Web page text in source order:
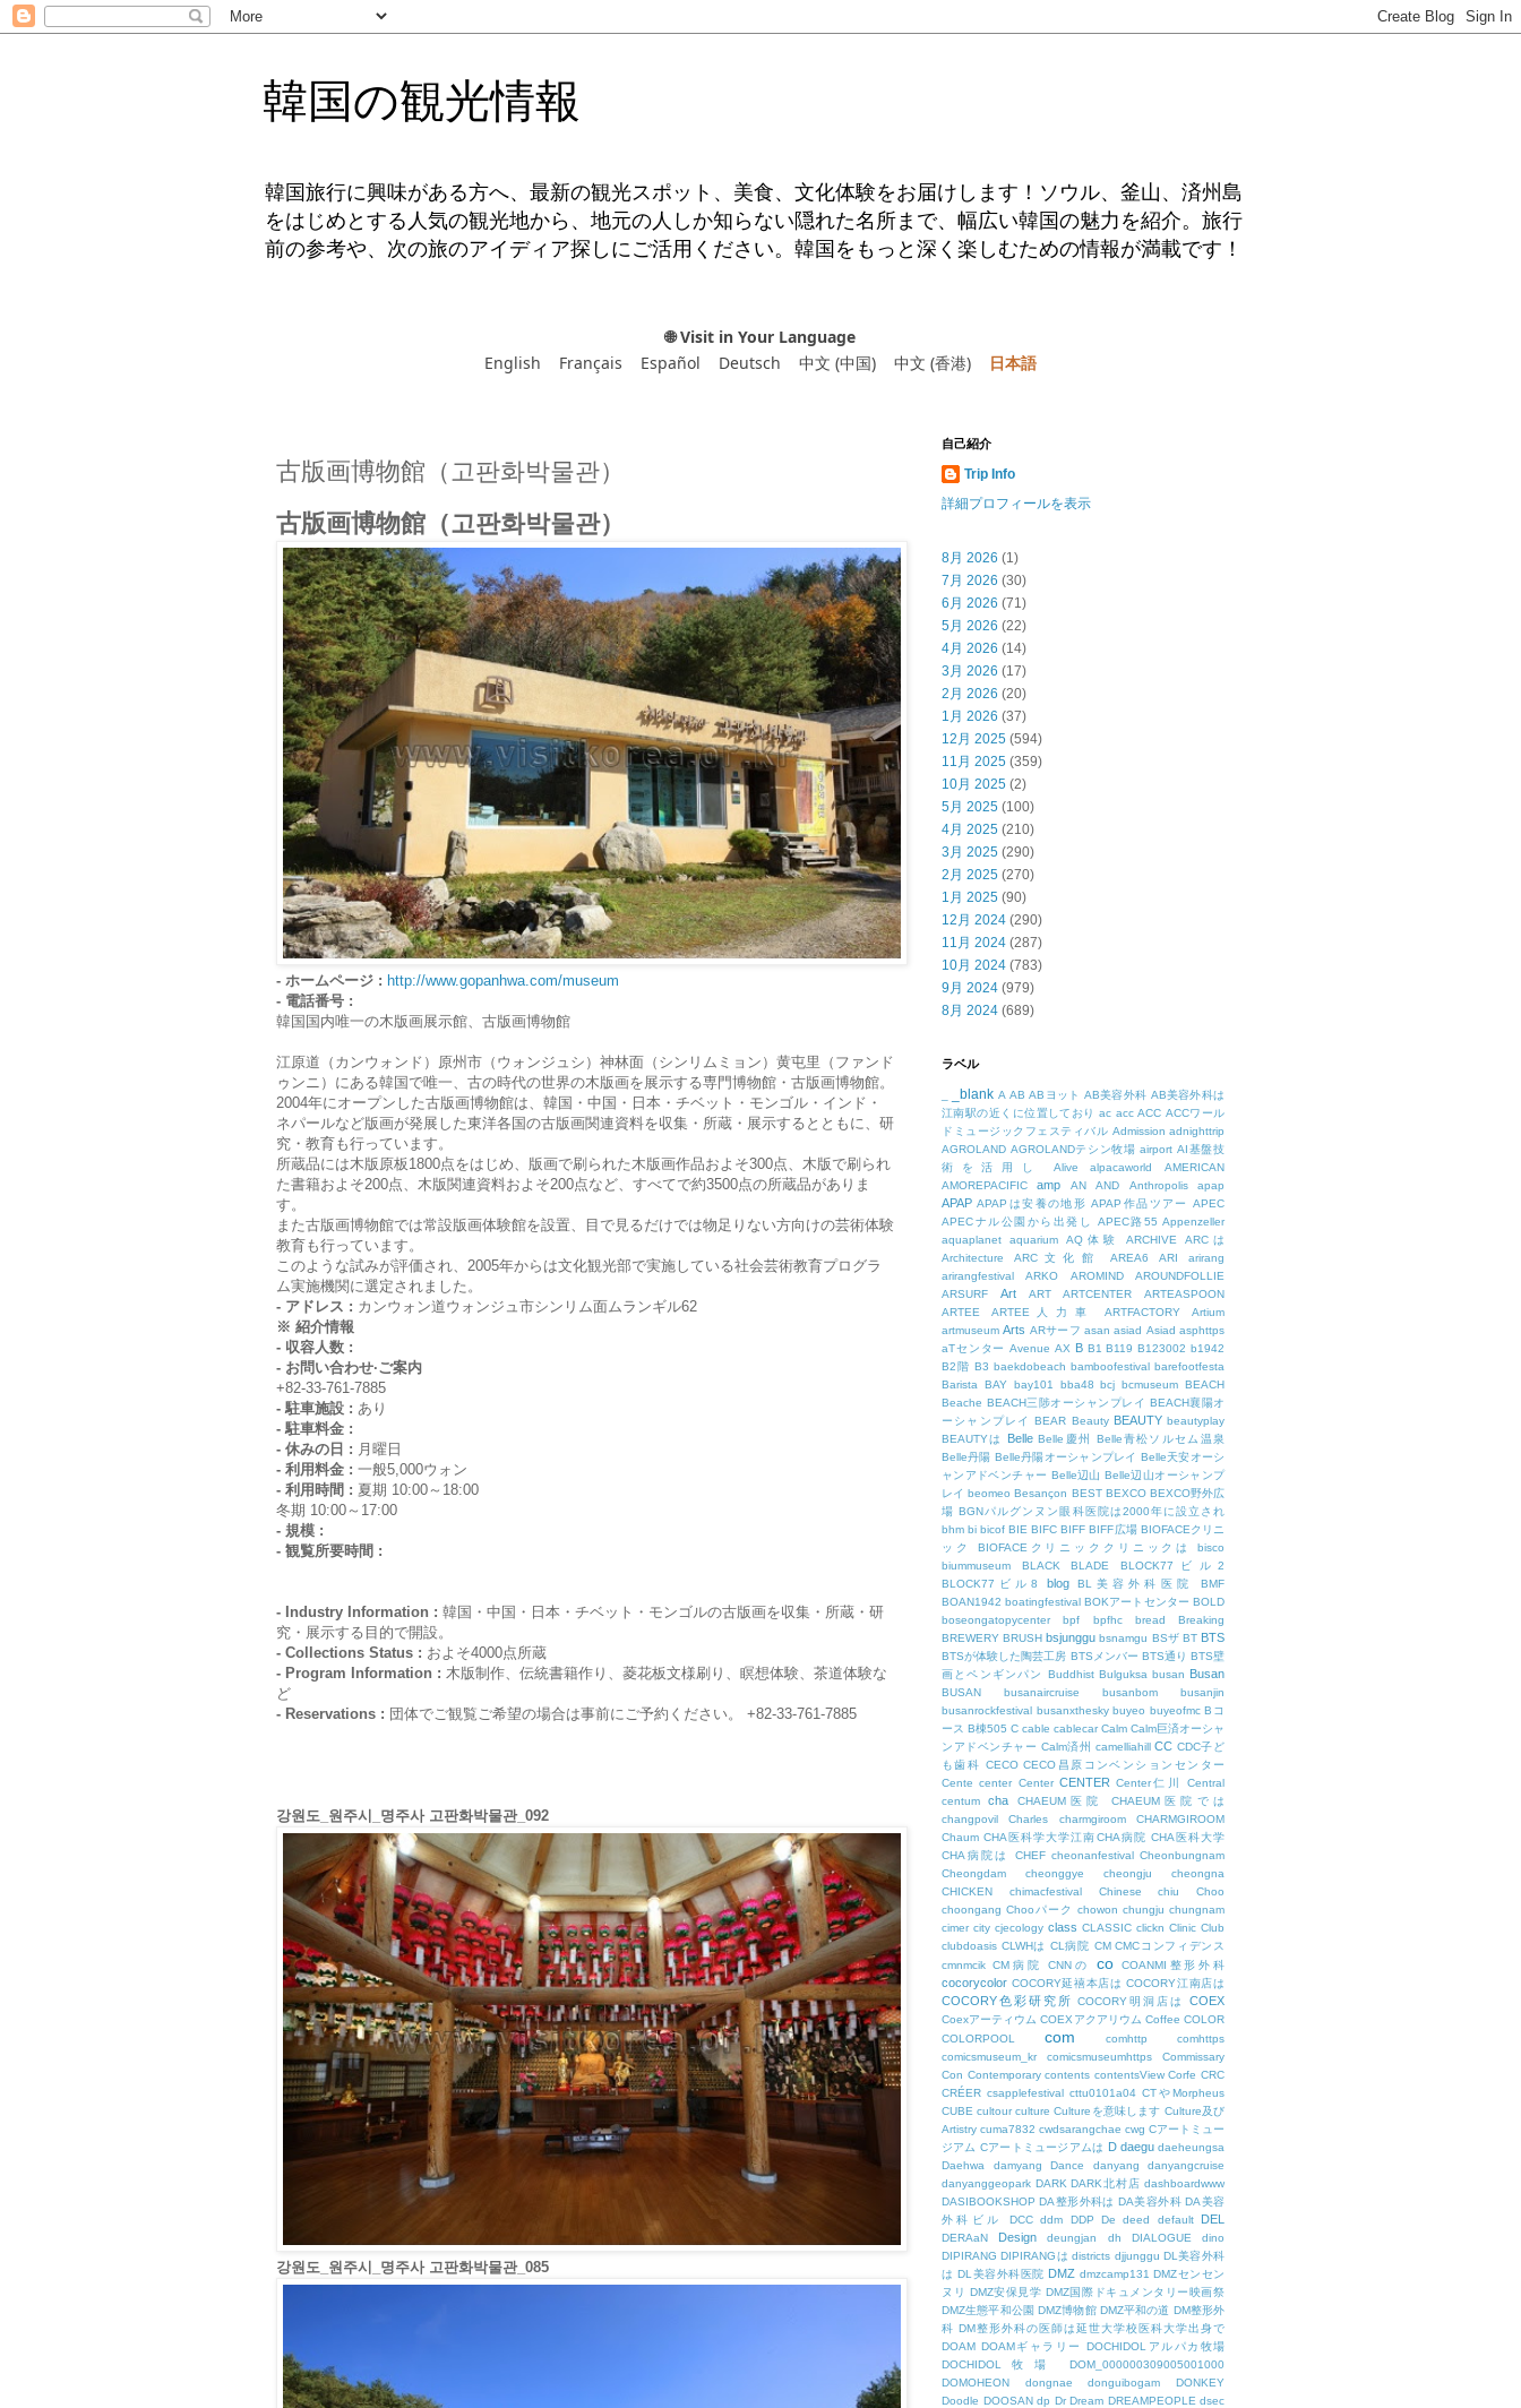
韓国の観光情報
韓国旅行に興味がある方へ、最新の観光スポット、美食、文化体験をお届けします！ソウル、釜山、済州島
をはじめとする人気の観光地から、地元の人しか知らない隠れた名所まで、幅広い韓国の魅力を紹介。旅行
前の参考や、次の旅のアイディア探しにご活用ください。韓国をもっと深く楽しむための情報が満載です！
🌐 Visit in Your Language
English
Français Español Deutsch 中文 (中国) 中文 (香港) 日本語
古版画博物館（고판화박물관）
古版画博物館（고판화박물관）
- ホームページ : http://www.gopanhwa.com/museum
- 電話番号 :
韓国国内唯一の木版画展示館、古版画博物館
江原道（カンウォンド）原州市（ウォンジュシ）神林面（シンリムミョン）黄屯里（ファンド
ゥンニ）にある韓国で唯一、古の時代の世界の木版画を展示する専門博物館・古版画博物館。
2004年にオープンした古版画博物館は、韓国・中国・日本・チベット・モンゴル・インド・
ネパールなど版画が発展した東洋各国の古版画関連資料を収集・所蔵・展示するとともに、研
究・教育も行っています。
所蔵品には木版原板1800点をはじめ、版画で刷られた木版画作品およそ300点、木版で刷られ
た書籍およそ200点、木版関連資料およそ200点など、すべてで約3500点の所蔵品がありま
す。
また古版画博物館では常設版画体験館を設置、目で見るだけでは物足りない方向けの芸術体験
教育も行っています。
このような試みが評価され、2005年からは文化観光部で実施している社会芸術教育プログラ
ム実施機関に選定されました。
- アドレス : カンウォン道ウォンジュ市シンリム面ムランギル62
※ 紹介情報
- 収容人数 :
- お問い合わせ·ご案内
+82-33-761-7885
- 駐車施設 : あり
- 駐車料金 :
- 休みの日 : 月曜日
- 利用料金 : 一般5,000ウォン
- 利用時間 : 夏期 10:00～18:00
冬期 10:00～17:00
- 規模 :
- 観覧所要時間 :
- Industry Information : 韓国・中国・日本・チベット・モンゴルの古版画を収集・所蔵・研
究・展示する目的で開設。
- Collections Status : およそ4000点所蔵
- Program Information : 木版制作、伝統書籍作り、菱花板文様刷り、瞑想体験、茶道体験な
ど
- Reservations : 団体でご観覧ご希望の場合は事前にご予約ください。 +82-33-761-7885
강원도_원주시_명주사 고판화박물관_092
강원도_원주시_명주사 고판화박물관_085
自己紹介
Trip Info
詳細プロフィールを表示
8月 2026 (1)
7月 2026 (30)
6月 2026 (71)
5月 2026 (22)
4月 2026 (14)
3月 2026 (17)
2月 2026 (20)
1月 2026 (37)
12月 2025 (594)
11月 2025 (359)
10月 2025 (2)
5月 2025 (100)
4月 2025 (210)
3月 2025 (290)
2月 2025 (270)
1月 2025 (90)
12月 2024 (290)
11月 2024 (287)
10月 2024 (783)
9月 2024 (979)
8月 2024 (689)
ラベル
_blank A AB ABヨット AB美容外科 AB美容外科は
江南駅の近くに位置しており ac acc ACC ACCワール
ドミュージックフェスティバル Admission adnighttrip
AGROLAND AGROLANDテシン牧場 airport AI基盤技
術を活用し
Alive alpacaworld
AMERICAN
AMOREPACIFIC
amp AN AND Anthropolis apap
APAP APAPは安養の地形 APAP作品ツアー
APEC
APECナル公園から出発し
APEC路55 Appenzeller
aquaplanet
aquarium AQ体験 ARCHIVE
ARCは
Architecture
ARC文化館 AREA6 ARI
arirang
arirangfestival
ARKO AROMIND
AROUNDFOLLIE
ARSURF
Art ART ARTCENTER
ARTEASPOON
ARTEE
ARTEE人力車 ARTFACTORY
Artium
artmuseum Arts ARサーフ asan asiad Asiad asphttps
aTセンター Avenue AX B B1 B119 B123002 b1942
B2階 B3 baekdobeach bamboofestival barefootfesta
Barista
BAY bay101 bba48 bcj bcmuseum BEACH
Beache BEACH三陟オーシャンプレイ BEACH襄陽オ
ーシャンプレイ
BEAR Beauty BEAUTY beautyplay
BEAUTYは
Belle Belle慶州
Belle青松ソルセム温泉
Belle丹陽 Belle丹陽オーシャンプレイ Belle天安オーシ
ャンアドベンチャー Belle辺山 Belle辺山オーシャンプ
レイ beomeo Besançon BEST BEXCO BEXCO野外広
場 BGNパルグンヌン眼科医院は2000年に設立され
bhm bi bicof BIE BIFC BIFF BIFF広場 BIOFACEクリニ
ック
BIOFACEクリニッククリニックは
bisco
biummuseum
BLACK BLADE
BLOCK77ビル2
BLOCK77ビル8
blog BL美容外科医院
BMF
BOAN1942 boatingfestival BOKアートセンター BOLD
boseongatopycenter
bpf bpfhc bread
Breaking
BREWERY BRUSH bsjunggu bsnamgu BSザ BT BTS
BTSが体験した陶芸工房 BTSメンバー BTS通り BTS壁
画とペンギンパン
Buddhist Bulguksa busan Busan
BUSAN busanaircruise busanbom
busanjin
busanrockfestival busanxthesky buyeo buyeofmc Bコ
ース B棟505 C cable cablecar Calm Calm巨済オーシャ
ンアドベンチャー Calm済州 camelliahill CC CDC子ど
も歯科 CECO CECO昌原コンベンションセンター
Cente center Center CENTER Center仁川
Central
centum
cha CHAEUM医院
CHAEUM医院では
changpovil
Charles charmgiroom
CHARMGIROOM
Chaum CHA医科学大学江南CHA病院 CHA医科大学
CHA病院は
CHEF cheonanfestival Cheonbungnam
Cheongdam
cheonggye cheongju
cheongna
CHICKEN
chimacfestival Chinese chiu
Choo
choongang Chooパーク chowon chungju chungnam
cimer city cjecology class CLASSIC clickn Clinic Club
clubdoasis CLWHは CL病院 CM CMCコンフィデンス
cmnmcik CM病院 CNNの co COANMI整形外科
cocorycolor COCORY延禧本店は COCORY江南店は
COCORY色彩研究所 COCORY明洞店は COEX
Coexアーティウム COEXアクアリウム Coffee COLOR
COLORPOOL
com comhttp
comhttps
comicsmuseum_kr
comicsmuseumhttps
Commissary
Con Contemporary contents contentsView Corfe CRC
CRÉER csapplefestival cttu0101a04 CTやMorpheus
CUBE cultour culture Cultureを意味します Culture及び
Artistry cuma7832 cwdsarangchae cwg Cアートミュー
ジアム Cアートミュージアムは D daegu daeheungsa
Daehwa
damyang Dance danyang
danyangcruise
danyanggeopark DARK DARK北村店 dashboardwww
DASIBOOKSHOP DA整形外科は DA美容外科 DA美容
外科ビル
DCC ddm DDP De deed default DEL
DERAaN Design deungjan dh DIALOGUE
dino
DIPIRANG DIPIRANGは districts djjunggu DL美容外科
は DL美容外科医院 DMZ dmzcamp131 DMZセンセン
ヌリ DMZ安保見学 DMZ国際ドキュメンタリー映画祭
DMZ生態平和公園 DMZ博物館 DMZ平和の道 DM整形外
科 DM整形外科の医師は延世大学校医科大学出身で
DOAM DOAMギャラリー
DOCHIDOLアルパカ牧場
DOCHIDOL牧場
DOM_000000309005001000
DOMOHEON
dongnae donguibogam
DONKEY
Doodle DOOSAN dp Dr Dream DREAMPEOPLE dsec